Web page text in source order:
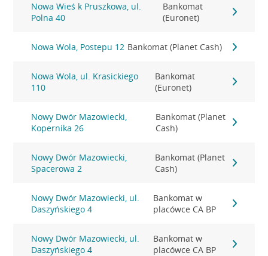
Nowa Wieś k Pruszkowa, ul.
Polna 40
Bankomat
(Euronet)
Nowa Wola, Postepu 12 Bankomat (Planet Cash)
Nowa Wola, ul. Krasickiego
110
Bankomat
(Euronet)
Nowy Dwór Mazowiecki,
Kopernika 26
Bankomat (Planet
Cash)
Nowy Dwór Mazowiecki,
Spacerowa 2
Bankomat (Planet
Cash)
Nowy Dwór Mazowiecki, ul.
Daszyńskiego 4
Bankomat w
placówce CA BP
Nowy Dwór Mazowiecki, ul.
Daszyńskiego 4
Bankomat w
placówce CA BP